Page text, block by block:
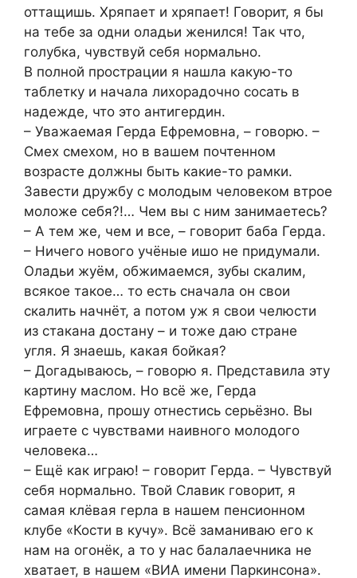
оттащишь. Хряпает и хряпает! Говорит, я бы
на тебе за одни оладьи женился! Так что,
голубка, чувствуй себя нормально.
В полной прострации я нашла какую-то
таблетку и начала лихорадочно сосать в
надежде, что это антигердин.
– Уважаемая Герда Ефремовна, – говорю. –
Смех смехом, но в вашем почтенном
возрасте должны быть какие-то рамки.
Завести дружбу с молодым человеком втрое
моложе себя?!… Чем вы с ним занимаетесь?
– А тем же, чем и все, – говорит баба Герда.
– Ничего нового учёные ишо не придумали.
Оладьи жуём, обжимаемся, зубы скалим,
всякое такое… то есть сначала он свои
скалить начнёт, а потом уж я свои челюсти
из стакана достану – и тоже даю стране
угля. Я знаешь, какая бойкая?
– Догадываюсь, – говорю я. Представила эту
картину маслом. Но всё же, Герда
Ефремовна, прошу отнестись серьёзно. Вы
играете с чувствами наивного молодого
человека…
– Ещё как играю! – говорит Герда. – Чувствуй
себя нормально. Твой Славик говорит, я
самая клёвая герла в нашем пенсионном
клубе «Кости в кучу». Всё заманиваю его к
нам на огонёк, а то у нас балалаечника не
хватает, в нашем «ВИА имени Паркинсона».